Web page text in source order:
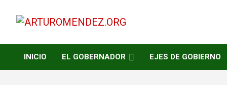
contenido
ARTUROMENDEZ.ORG
INICIO EL GOBERNADOR EJES DE GOBIERNO